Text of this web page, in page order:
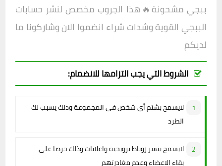
ببجي مشحونة🔥هذا الجروب مخصص لنشر حسابات
الببجي القوية وشدات شراء انضموا الان وشاركونا ما
لديكم
الشروط التي يجب التزامها للانضمام:
لايسمح بشتم أي شخص في المجموعة وذلك يسبب لك
الطرد
لايسمح بنشر روباط ترويجية واعلانات وذلك حرصا على
بقاء الاعضاء وعدم مغادرتهم